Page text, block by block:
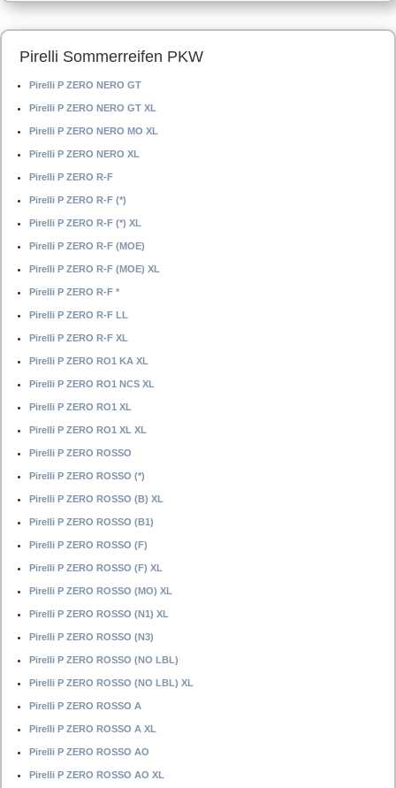
Pirelli Sommerreifen PKW
Pirelli P ZERO NERO GT
Pirelli P ZERO NERO GT XL
Pirelli P ZERO NERO MO XL
Pirelli P ZERO NERO XL
Pirelli P ZERO R-F
Pirelli P ZERO R-F (*)
Pirelli P ZERO R-F (*) XL
Pirelli P ZERO R-F (MOE)
Pirelli P ZERO R-F (MOE) XL
Pirelli P ZERO R-F *
Pirelli P ZERO R-F LL
Pirelli P ZERO R-F XL
Pirelli P ZERO RO1 KA XL
Pirelli P ZERO RO1 NCS XL
Pirelli P ZERO RO1 XL
Pirelli P ZERO RO1 XL XL
Pirelli P ZERO ROSSO
Pirelli P ZERO ROSSO (*)
Pirelli P ZERO ROSSO (B) XL
Pirelli P ZERO ROSSO (B1)
Pirelli P ZERO ROSSO (F)
Pirelli P ZERO ROSSO (F) XL
Pirelli P ZERO ROSSO (MO) XL
Pirelli P ZERO ROSSO (N1) XL
Pirelli P ZERO ROSSO (N3)
Pirelli P ZERO ROSSO (NO LBL)
Pirelli P ZERO ROSSO (NO LBL) XL
Pirelli P ZERO ROSSO A
Pirelli P ZERO ROSSO A XL
Pirelli P ZERO ROSSO AO
Pirelli P ZERO ROSSO AO XL